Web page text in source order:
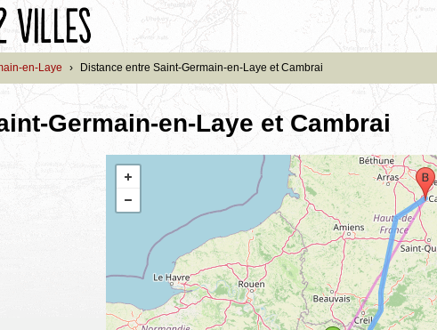
en-Laye › Distance entre Saint-Germain-en-Laye et Cambrai
Germain-en-Laye et Cambrai